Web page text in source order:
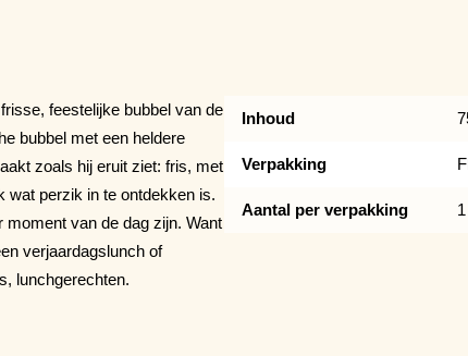
feestelijke bubbel van de
bubbel met een heldere
zoals hij eruit ziet: fris, met
wat perzik in te ontdekken is.
moment van de dag zijn. Want
verjaardagslunch of
lunchgerechten.
Inhoud
Verpakking
Aantal per verpakking 1